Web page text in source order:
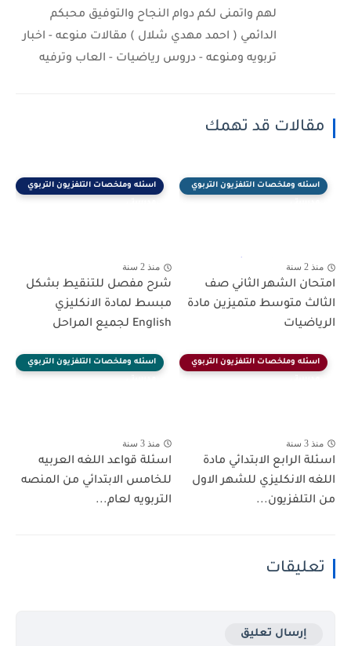
لهم واتمنى لكم دوام النجاح والتوفيق محبكم
الدائمي ( احمد مهدي شلال ) مقالات منوعه - اخبار
تربويه ومنوعه - دروس رياضيات - العاب وترفيه
مقالات قد تهمك
اسئله وملخصات التلفزيون التربوي
منذ 2 سنة
امتحان الشهر الثاني صف
الثالث متوسط متميزين مادة
الرياضيات
اسئله وملخصات التلفزيون التربوي
منذ 2 سنة
شرح مفصل للتنقيط بشكل
مبسط لمادة الانكليزي
English لجميع المراحل
اسئله وملخصات التلفزيون التربوي
منذ 3 سنة
اسئلة الرابع الابتدائي مادة
اللغه الانكليزي للشهر الاول
من التلفزيون...
اسئله وملخصات التلفزيون التربوي
منذ 3 سنة
اسئلة قواعد اللغه العربيه
للخامس الابتدائي من المنصه
التربويه لعام...
تعليقات
إرسال تعليق